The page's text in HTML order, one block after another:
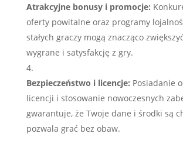
Atrakcyjne bonusy i promocje:
oferty powitalne oraz programy
stałych graczy mogą znacząco
wygrane i satysfakcję z gry.
Bezpieczeństwo i licencje: Posiadanie
licencji i stosowanie nowoczesnych
gwarantuje, że Twoje dane i środki są
pozwala grać bez obaw.